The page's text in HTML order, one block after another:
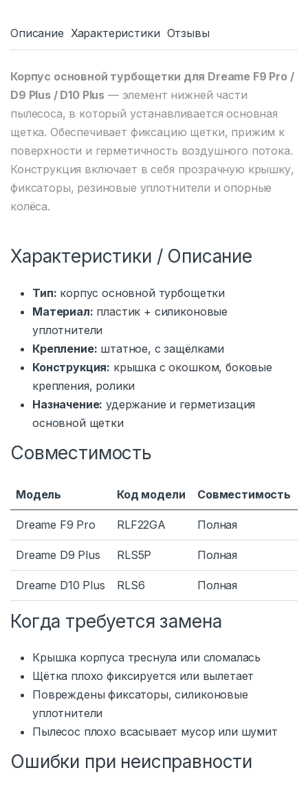
Описание Характеристики Отзывы
Корпус основной турбощетки для Dreame F9 Pro /
D9 Plus / D10 Plus — элемент нижней части
пылесоса, в который устанавливается основная
щетка. Обеспечивает фиксацию щетки, прижим к
поверхности и герметичность воздушного потока.
Конструкция включает в себя прозрачную крышку,
фиксаторы, резиновые уплотнители и опорные
колёса.
Характеристики / Описание
Тип: корпус основной турбощетки
Материал: пластик + силиконовые
уплотнители
Крепление: штатное, с защёлками
Конструкция: крышка с окошком, боковые
крепления, ролики
Назначение: удержание и герметизация
основной щетки
Совместимость
Модель Код модели Совместимость
Dreame F9 Pro RLF22GA Полная
Dreame D9 Plus RLS5P Полная
Dreame D10 Plus RLS6 Полная
Когда требуется замена
Крышка корпуса треснула или сломалась
Щётка плохо фиксируется или вылетает
Повреждены фиксаторы, силиконовые
уплотнители
Пылесос плохо всасывает мусор или шумит
Ошибки при неисправности